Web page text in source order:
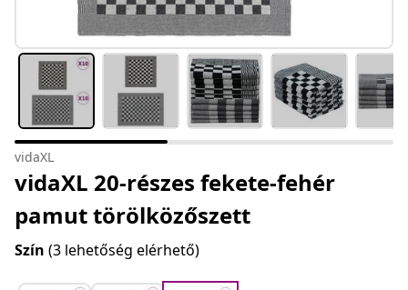
vidaXL
vidaXL 20-részes fekete-fehér
pamut törölközőszett
Szín (3 lehetőség elérhető)